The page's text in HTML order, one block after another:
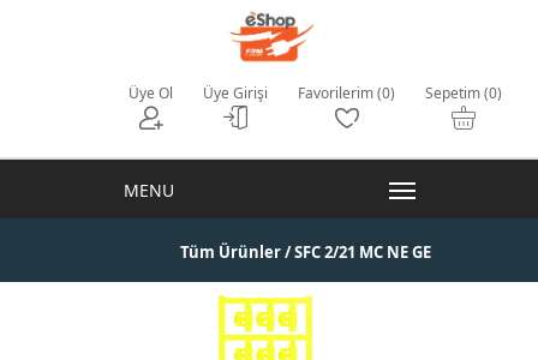
Üye Ol Üye Girişi Favorilerim (0) Sepetim (0)
Tüm Ürünler/ SFC 2/21 MC NE GE